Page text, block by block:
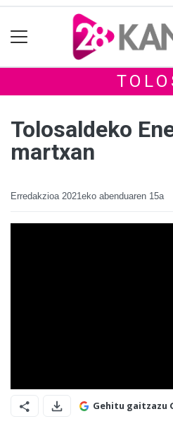
Tolosaldeko
martxan
Erredakzioa 2021eko abenduaren 15a
Gehitu gaitzazu